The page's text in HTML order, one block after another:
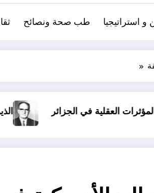
و استراتيجيا طب صحة ونصائح
الذين أساؤوا لمالك بن